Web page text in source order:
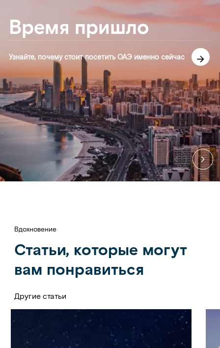
Время пришло
Узнайте, почему стоит посетить ОАЭ именно сейчас
Вдохновение
Статьи, которые могут
вам понравиться
Другие статьи